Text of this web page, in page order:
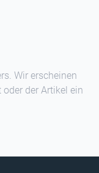
Wir erscheinen
der Artikel ein